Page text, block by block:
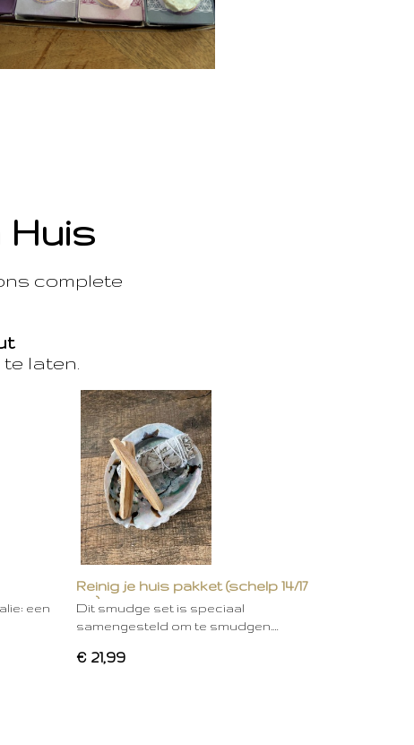
Huis
complete
laten.
een
Reinig je huis pakket (schelp 14/17
cm)
Dit smudge set is speciaal
samengesteld om te smudgen.…
€ 21,99